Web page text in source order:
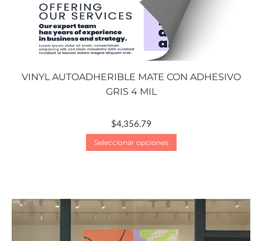
VINYL AUTOADHERIBLE MATE CON ADHESIVO
GRIS 4 MIL
$4,356.79
Seleccionar opciones